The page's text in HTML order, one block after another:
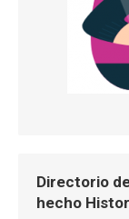
Directorio
hecho